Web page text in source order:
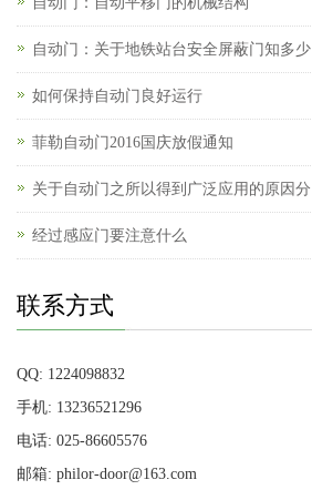
自动门：关于地铁站台安全屏蔽门知多少
如何保持自动门良好运行
菲勒自动门2016国庆放假通知
关于自动门之所以得到广泛应用的原因分
经过感应门要注意什么
联系方式
QQ: 1224098832
手机: 13236521296
电话: 025-86605576
邮箱: philor-door@163.com